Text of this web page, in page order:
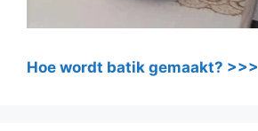
Hoe wordt batik gemaakt? >>>